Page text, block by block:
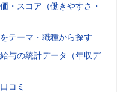
・スコア（働きやすさ・
テーマ・職種から探す
与の統計データ（年収デ
コミ